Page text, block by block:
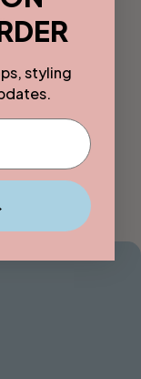
n
Handdoek
Dual
Stripe
Solid
Gradient
styling